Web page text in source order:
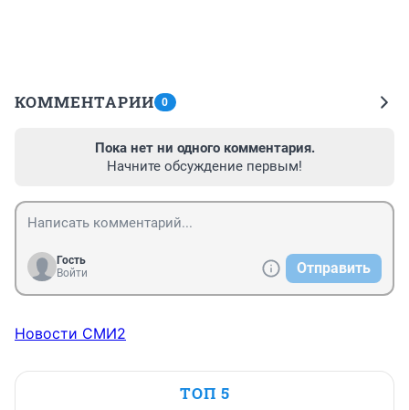
КОММЕНТАРИИ 0
Пока нет ни одного комментария.
Начните обсуждение первым!
Гость
Войти
Отправить
Новости СМИ2
ТОП 5